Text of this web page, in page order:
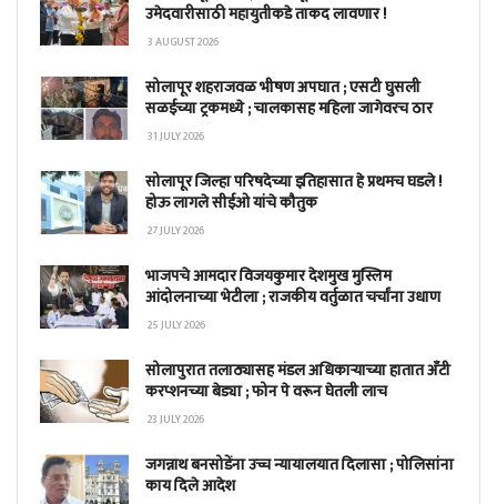
उमेदवारीसाठी महायुतीकडे ताकद लावणार !
3 AUGUST 2026
सोलापूर शहराजवळ भीषण अपघात ; एसटी घुसली
सळईच्या ट्रकमध्ये ; चालकासह महिला जागेवरच ठार
31 JULY 2026
सोलापूर जिल्हा परिषदेच्या इतिहासात हे प्रथमच घडले !
होऊ लागले सीईओ यांचे कौतुक
27 JULY 2026
भाजपचे आमदार विजयकुमार देशमुख मुस्लिम
आंदोलनाच्या भेटीला ; राजकीय वर्तुळात चर्चांना उधाण
25 JULY 2026
सोलापुरात तलाठ्यासह मंडल अधिकाऱ्याच्या हातात अँटी
करप्शनच्या बेड्या ; फोन पे वरून घेतली लाच
23 JULY 2026
जगन्नाथ बनसोडेंना उच्च न्यायालयात दिलासा ; पोलिसांना
काय दिले आदेश